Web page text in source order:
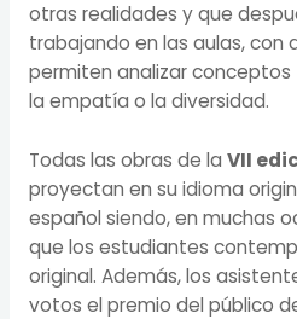
otras realidades y que
trabajando en las aulas, con
permiten analizar
la empatía o la diversidad.
Todas las obras de la VII
proyectan en su idioma
español siendo, en muchas
que los estudiantes
original. Además, los
votos el premio del público